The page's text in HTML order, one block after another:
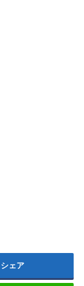
シェア